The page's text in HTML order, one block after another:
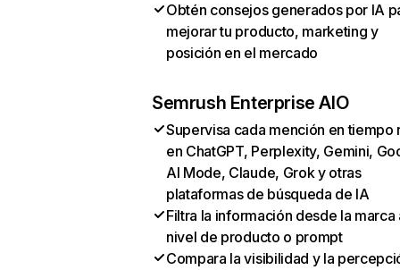
Obtén consejos generados por IA
mejorar tu producto, marketing y
posición en el mercado
Semrush Enterprise AIO
Supervisa cada mención en tiempo
en ChatGPT, Perplexity, Gemini,
AI Mode, Claude, Grok y otras
plataformas de búsqueda de IA
Filtra la información desde la marca
nivel de producto o prompt
Compara la visibilidad y la